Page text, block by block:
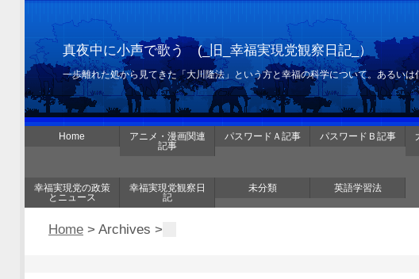
真夜中に小声で歌う (_旧_幸福実現党観察日記_）
一歩離れた処から見てきた「大川隆法」という方と幸福の科学について。あるいは
Home
アニメ・漫画関連
記事
パスワードＡ記事 パスワードＢ記事
幸福実現党の政策
とニュース
幸福実現党観察日
記
未分類 英語学習法
Home > Archives >